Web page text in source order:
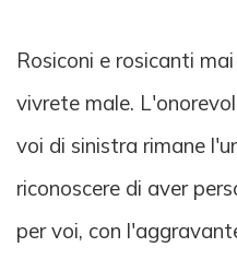
Rosiconi e rosicanti
vivrete male.
voi di sinistra rimane
riconoscere di aver
per voi, con